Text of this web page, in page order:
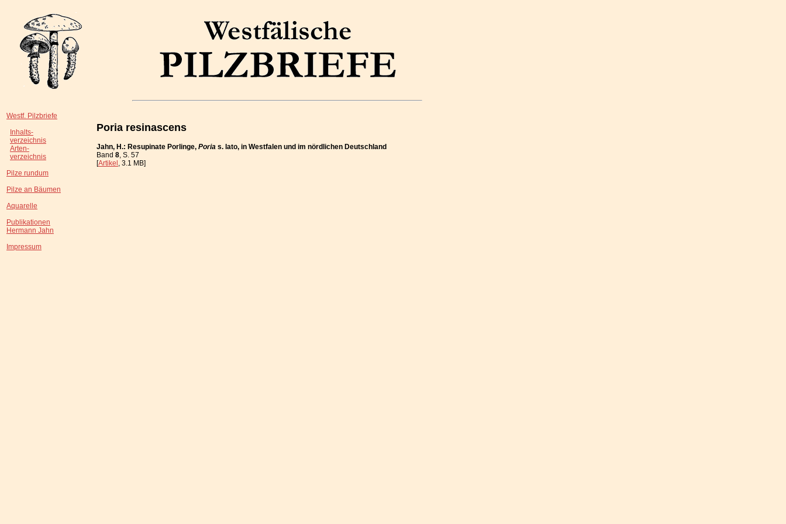
Westf. Pilzbriefe
Inhalts-
verzeichnis
Arten-
verzeichnis
Pilze rundum
Pilze an Bäumen
Aquarelle
Publikationen
Hermann Jahn
Impressum
Poria resinascens
Jahn, H.: Resupinate Porlinge, Poria s. lato, in Westfalen und im nördlichen Deutschland
Band 8, S. 57
[Artikel, 3.1 MB]